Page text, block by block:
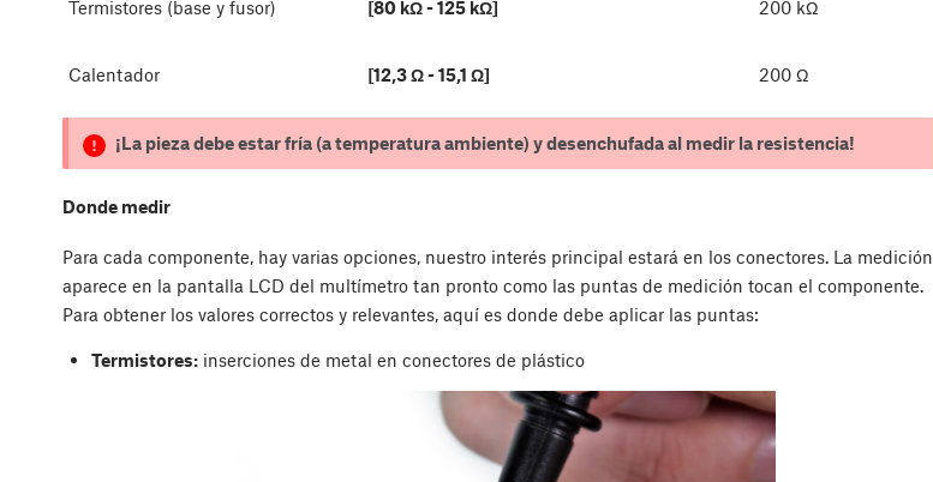
Termistores (base y fusor) [80 kΩ - 125 kΩ] 200 kΩ
Calentador [12,3 Ω - 15,1 Ω] 200 Ω
¡La pieza debe estar fría (a temperatura ambiente) y desenchufada al medir la resistencia!
Donde medir
Para cada componente, hay varias opciones, nuestro interés principal estará en los conectores. La medición
aparece en la pantalla LCD del multímetro tan pronto como las puntas de medición tocan el componente.
Para obtener los valores correctos y relevantes, aquí es donde debe aplicar las puntas:
Termistores:inserciones de metal en conectores de plástico